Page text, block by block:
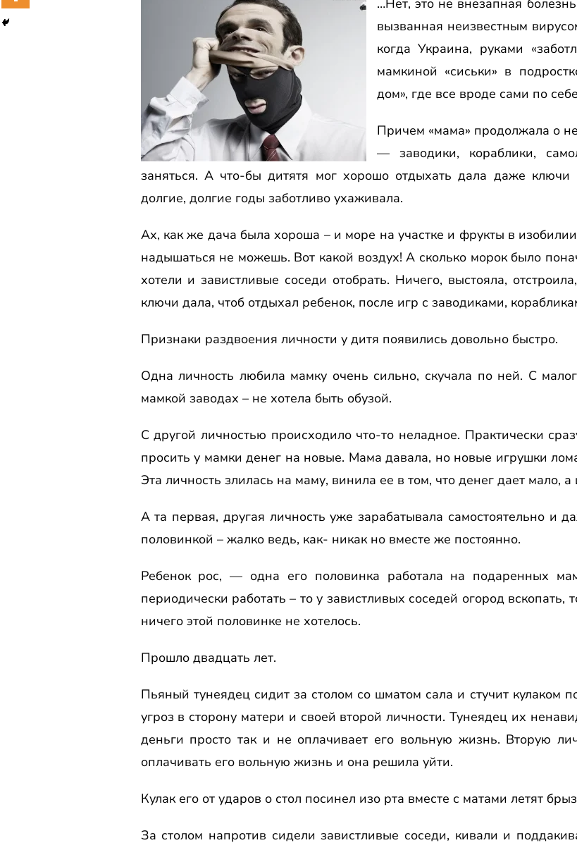
…Нет, это не внезапная
вызванная неизвестным
когда Украина, руками
мамкиной «сиськи» в
дом», где все вроде сами по
Причем «мама» продолжала о
— заводики, кораблики,
заняться. А что-бы дитятя мог хорошо отдыхатьдала даже ключи
долгие, долгие годы заботливо ухаживала.
Ах, как же дача была хороша – и море на участке и фрукты в
надышаться не можешь. Вот какой воздух! А сколько морок было
хотели и завистливые соседи отобрать. Ничего, выстояла,
ключи дала, чтоб отдыхал ребенок, после игр с заводиками,
Признаки раздвоения личности у дитя появились довольно быстро.
Одна личность любила мамку очень сильно, скучала по ней. С
мамкой заводах – не хотела быть обузой.
С другой личностью происходило что-то неладное. Практически
просить у мамки денег на новые. Мама давала, но новые игрушки
Эта личность злилась на маму, винила ее в том, что денег дает мало,
А та первая, другая личность уже зарабатывала самостоятельно и
половинкой – жалко ведь, как- никак но вместе же постоянно.
Ребенок рос, — одна его половинка работала на подаренных
периодически работать – то у завистливых соседей огород
ничего этой половинке не хотелось.
Прошло двадцать лет.
Пьяный тунеядец сидит за столом со шматом сала и стучит кулаком
угроз в сторону матери и своей второй личности. Тунеядец их
деньги просто так и не оплачивает его вольную жизнь. Вторую
оплачивать его вольную жизнь и она решила уйти.
Кулак его от ударов о стол посинел изо рта вместе с матами летят
За столом напротив сидели завистливые соседи, кивали и